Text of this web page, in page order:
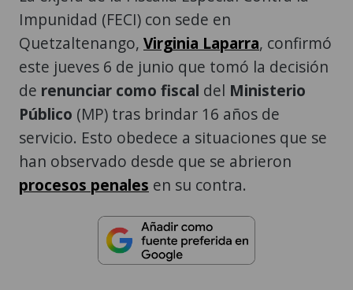
Impunidad (FECI) con sede en
Quetzaltenango, Virginia Laparra, confirmó
este jueves 6 de junio que tomó la decisión
de renunciar como fiscal del Ministerio
Público (MP) tras brindar 16 años de
servicio. Esto obedece a situaciones que se
han observado desde que se abrieron
procesos penales en su contra.